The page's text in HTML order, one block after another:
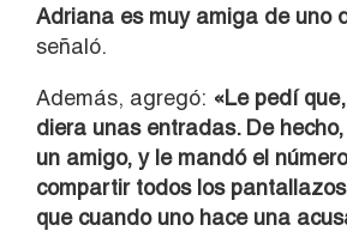
Adriana es muy amiga de uno
señaló.
Además, agregó: «Le pedí
diera unas entradas. De
un amigo, y le mandó el
compartir todos los
que cuando uno hace una